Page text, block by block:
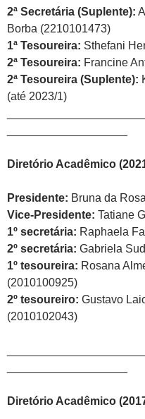
2ª Secretária (Suplente):
Borba (2210101473)
1ª Tesoureira: Sthefani
2ª Tesoureira: Francine
2ª Tesoureira (Suplente):
(até 2023/1)
Diretório Acadêmico
Presidente: Bruna da
Vice-Presidente: Tatiane
1º secretária: Raphaela
2º secretária: Gabriela
1º tesoureira: Rosana
(2010100925)
2º tesoureiro: Gustavo
(2010102043)
Diretório Acadêmico (